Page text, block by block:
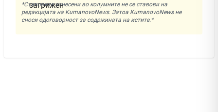
*Ставовите изнесени во колумните не се ставови на
редакцијата на KumanovoNews. Затоа KumanovoNews не
сноси одоговорност за содржината на истите.*